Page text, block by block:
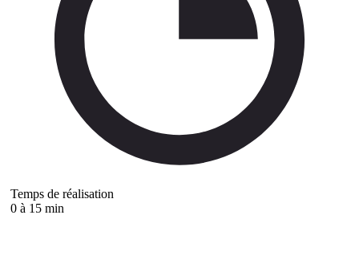
Temps de réalisation
0 à 15 min